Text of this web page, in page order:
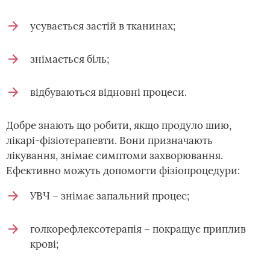
усувається застій в тканинах;
знімається біль;
відбуваються відновні процеси.
Добре знають що робити, якщо продуло шию,
лікарі-фізіотерапевти. Вони призначають
лікування, знімає симптоми захворювання.
Ефективно можуть допомогти фізіопроцедури:
УВЧ – знімає запальний процес;
голкорефлексотерапія – покращує приплив
крові;